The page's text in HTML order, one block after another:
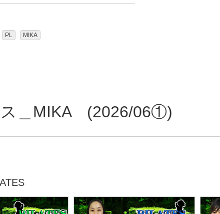
PL MIKA
ス＿MIKA (2026/06①)